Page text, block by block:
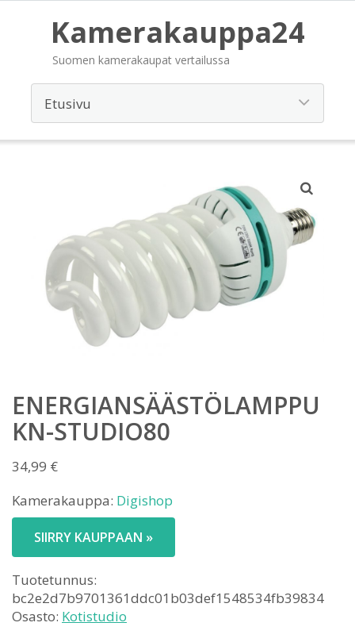
Kamerakauppa24
Suomen kamerakaupat vertailussa
ENERGIANSÄÄSTÖLAMPPU
KN-STUDIO80
34,99 €
Kamerakauppa: Digishop
SIIRRY KAUPPAAN »
Tuotetunnus:
bc2e2d7b9701361ddc01b03def1548534fb39834
Osasto: Kotistudio